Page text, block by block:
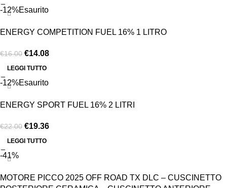
-12%Esaurito
ENERGY COMPETITION FUEL 16% 1 LITRO
€16.00 €14.08
LEGGI TUTTO
-12%Esaurito
ENERGY SPORT FUEL 16% 2 LITRI
€22.00 €19.36
LEGGI TUTTO
-41%
MOTORE PICCO 2025 OFF ROAD TX DLC – CUSCINETTO